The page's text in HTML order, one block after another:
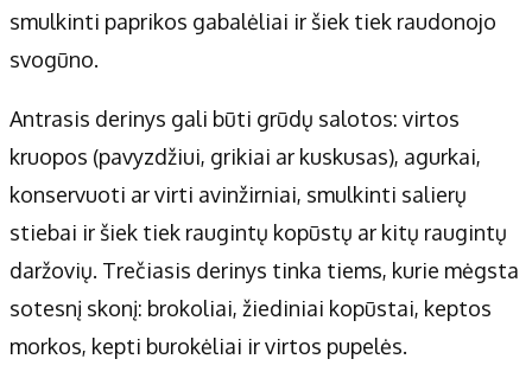
smulkinti paprikos gabalėliai ir šiek tiek raudonojo
svogūno.
Antrasis derinys gali būti grūdų salotos: virtos
kruopos (pavyzdžiui, grikiai ar kuskusas), agurkai,
konservuoti ar virti avinžirniai, smulkinti salierų
stiebai ir šiek tiek raugintų kopūstų ar kitų raugintų
daržovių. Trečiasis derinys tinka tiems, kurie mėgsta
sotesnį skonį: brokoliai, žiediniai kopūstai, keptos
morkos, kepti burokėliai ir virtos pupelės.